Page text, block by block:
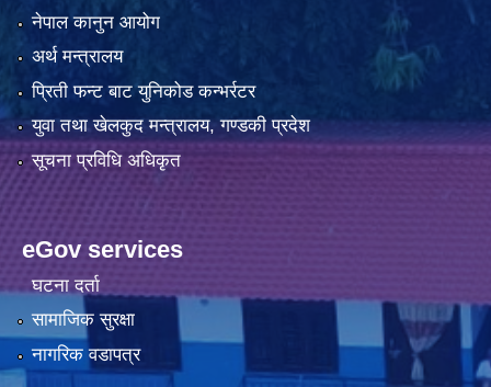
नेपाल कानुन आयोग
अर्थ मन्त्रालय
प्रिती फन्ट बाट युनिकोड कन्भर्रटर
युवा तथा खेलकुद मन्त्रालय, गण्डकी प्रदेश
सूचना प्रविधि अधिकृत
eGov services
घटना दर्ता
सामाजिक सुरक्षा
नागरिक वडापत्र